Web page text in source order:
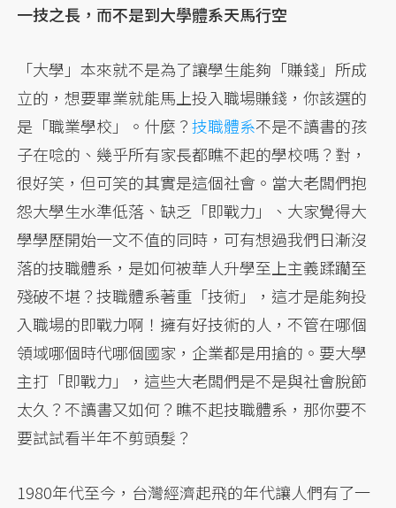
一技之長，而不是到大學體系天馬行空
「大學」本來就不是為了讓學生能夠「賺錢」所成
立的，想要畢業就能馬上投入職場賺錢，你該選的
是「職業學校」。什麼？技職體系不是不讀書的孩
子在唸的、幾乎所有家長都瞧不起的學校嗎？對，
很好笑，但可笑的其實是這個社會。當大老闆們抱
怨大學生水準低落、缺乏「即戰力」、大家覺得大
學學歷開始一文不值的同時，可有想過我們日漸沒
落的技職體系，是如何被華人升學至上主義蹂躪至
殘破不堪？技職體系著重「技術」，這才是能夠投
入職場的即戰力啊！擁有好技術的人，不管在哪個
領域哪個時代哪個國家，企業都是用搶的。要大學
主打「即戰力」，這些大老闆們是不是與社會脫節
太久？不讀書又如何？瞧不起技職體系，那你要不
要試試看半年不剪頭髮？
1980年代至今，台灣經濟起飛的年代讓人們有了一